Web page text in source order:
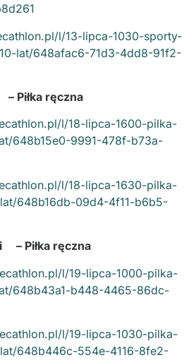
l/13-lipca-1030-sporty-
lat/648afac6-71d3-4dd8-91f2-
Piłka ręczna
l/18-lipca-1600-pilka-
648b15e0-9991-478f-b73a-
l/18-lipca-1630-pilka-
648b16db-09d4-4f11-b6b5-
– Piłka ręczna
l/19-lipca-1000-pilka-
648b43a1-b448-4465-86dc-
l/19-lipca-1030-pilka-
648b446c-554e-4116-8fe2-